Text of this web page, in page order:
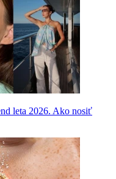
leta 2026. Ako nosiť